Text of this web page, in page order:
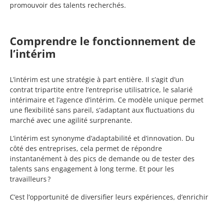
promouvoir des talents recherchés.
Comprendre le fonctionnement de
l’intérim
L’intérim est une stratégie à part entière. Il s’agit d’un
contrat tripartite entre l’entreprise utilisatrice, le salarié
intérimaire et l’agence d’intérim. Ce modèle unique permet
une flexibilité sans pareil, s’adaptant aux fluctuations du
marché avec une agilité surprenante.
L’intérim est synonyme d’adaptabilité et d’innovation. Du
côté des entreprises, cela permet de répondre
instantanément à des pics de demande ou de tester des
talents sans engagement à long terme. Et pour les
travailleurs ?
C’est l’opportunité de diversifier leurs expériences, d’enrichir